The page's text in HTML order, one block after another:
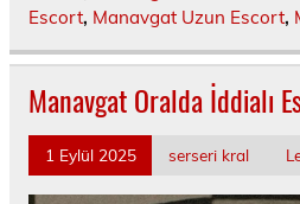
Escort, Manavgat Uzun Escort,
Manavgat Oralda İddialı
1 Eylül 2025 serseri kral